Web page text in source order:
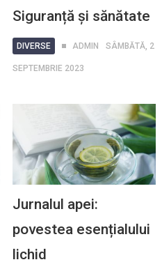
Siguranță și sănătate
DIVERSE ADMIN SÂMBĂTĂ, 2
SEPTEMBRIE 2023
Jurnalul apei:
povestea esențialului
lichid